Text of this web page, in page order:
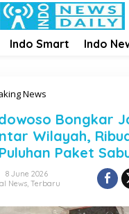
Indo Smart Indo
News
l
r
e
B
n
Bongkar
Wilayah,
Paket
8 June 2026
News, Terbaru